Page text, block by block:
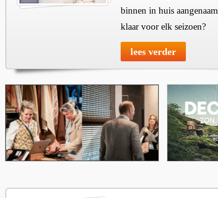
binnen in huis
klaar voor elk seizoen?
lees verder